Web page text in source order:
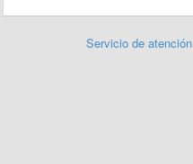
Servicio de